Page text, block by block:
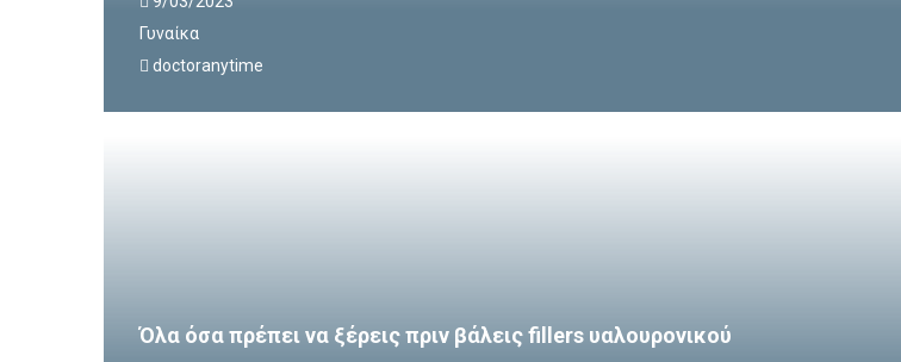
Γυναίκα
doctoranytime
Όλα όσα πρέπει να ξέρεις πριν βάλεις fillers υαλουρονικού